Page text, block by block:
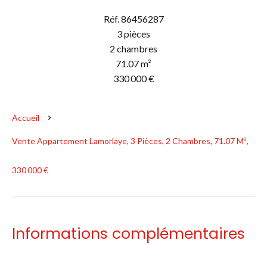
Réf. 86456287
3 pièces
2 chambres
71.07 m²
330 000 €
Accueil
Vente Appartement Lamorlaye, 3 Pièces, 2 Chambres, 71.07 M²,
330 000 €
Informations complémentaires